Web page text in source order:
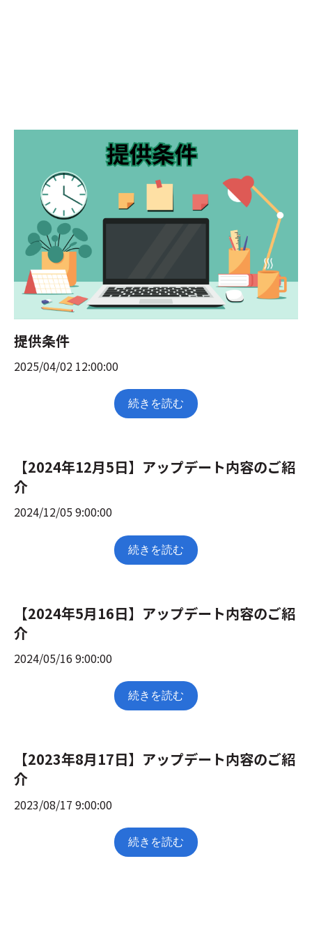
提供条件
2025/04/02 12:00:00
続きを読む
【2024年12月5日】アップデート内容のご紹
介
2024/12/05 9:00:00
続きを読む
【2024年5月16日】アップデート内容のご紹
介
2024/05/16 9:00:00
続きを読む
【2023年8月17日】アップデート内容のご紹
介
2023/08/17 9:00:00
続きを読む